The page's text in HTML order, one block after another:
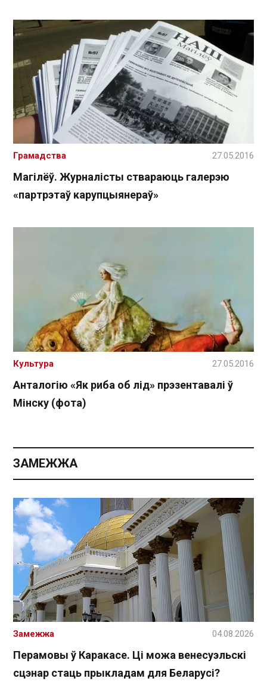
Магілёў. Журналісты ствараюць галерэю
«партрэтаў карупцыянераў»
Грамадства 27.05.2016
Анталогію «Як риба об лід» прэзентавалі ў
Мінску (фота)
Культура 27.05.2016
ЗАМЕЖЖА
Перамовы ў Каракасе. Ці можа венесуэльскі
сцэнар стаць прыкладам для Беларусі?
Замежжа 04.08.2026